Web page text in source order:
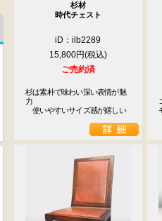
杉材
時代チェスト
iD：ilb2289
15,800円
ご売約済
杉は素朴で味わい深い表情が魅
力
使いやすいサイズ感が嬉しい